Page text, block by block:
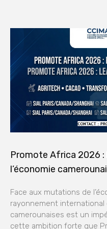
Promote Africa 2026 :
l’économie
Face aux mutations de
rayonnement
camerounaises est un
cette ambition forte que